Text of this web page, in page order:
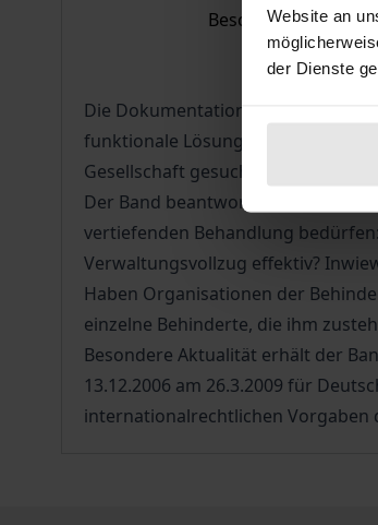
Website an
der Dienste
Beschreibung
Die Dokumentation stellt die
funktionale Lösungen für die
Gesellschaft gesucht und gefunden
Der Band beantwortet
vertiefenden Behandlung
Verwaltungsvollzug effektiv?
Haben Organisationen der
einzelne Behinderte, die ihm
Besondere Aktualität erhält der
13.12.2006 am 26.3.2009 für
internationalrechtlichen Vorgaben